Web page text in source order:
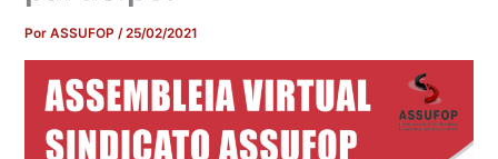
PorASSUFOP/25/02/2021